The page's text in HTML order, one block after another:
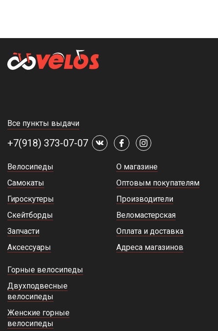
Все пункты выдачи
+7(918) 373-07-07
Велосипеды
Самокаты
Гироскутеры
Скейтборды
Запчасти
Аксессуары
О магазине
Оптовым покупателям
Производители
Веломастерская
Оплата и доставка
Адреса магазинов
Горные велосипеды
Двухподвесные
велосипеды
Женские горные
велосипеды